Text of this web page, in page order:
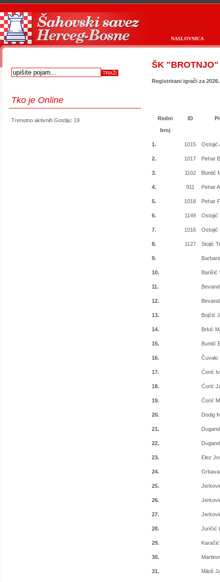
NASLOVNICA
Tko je Online
Trenutno aktivnih Gostiju: 19
ŠK
Registrirani igrači za
Redni
broj
ID
1. 1015 Ostojić
2. 1017 Pehar
3. 1102 Buntić
4. 911 Pehar
5. 1018 Pehar
6. 1149 Ostojić
7. 1016 Ostojić
8. 1127 Stojić
9.
10. Barišić
11.
12.
13. Bojčić
14. Brkić
15. Buntić
16. Čuvalo
17. Ćorić
18. Ćorić
19. Ćorić
20. Dodig
21.
22.
23. Elez
24.
25.
26.
27.
28. Juričić
29.
30.
31. Miloš